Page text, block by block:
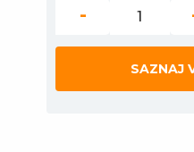
-
SAZNAJ